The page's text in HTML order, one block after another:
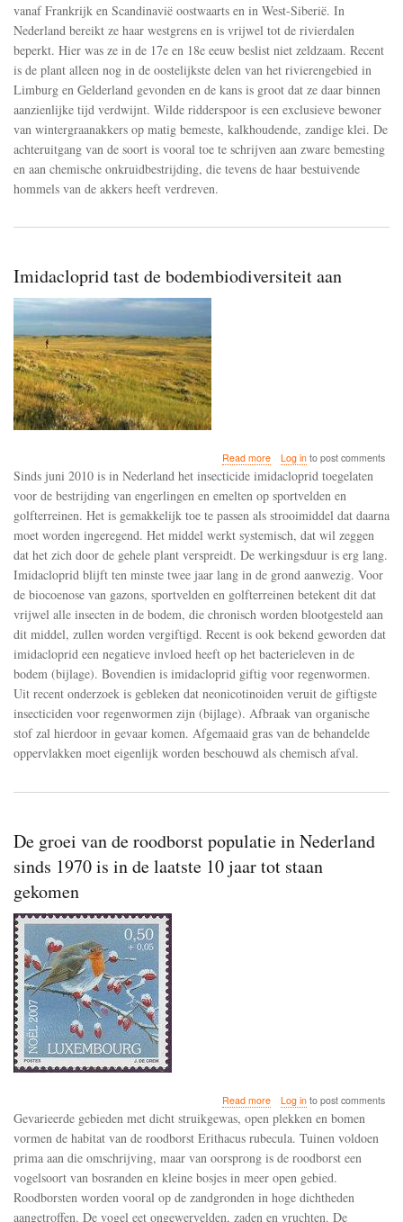
een
gebrek
aan
hommels
vanaf Frankrijk en Scandinavië oostwaarts en in West-Siberië. In
Nederland bereikt ze haar westgrens en is vrijwel tot de rivierdalen
beperkt. Hier was ze in de 17e en 18e eeuw beslist niet zeldzaam. Recent
is de plant alleen nog in de oostelijkste delen van het rivierengebied in
Limburg en Gelderland gevonden en de kans is groot dat ze daar binnen
aanzienlijke tijd verdwijnt. Wilde ridderspoor is een exclusieve bewoner
van wintergraanakkers op matig bemeste, kalkhoudende, zandige klei. De
achteruitgang van de soort is vooral toe te schrijven aan zware bemesting
en aan chemische onkruidbestrijding, die tevens de haar bestuivende
hommels van de akkers heeft verdreven.
Imidacloprid tast de bodembiodiversiteit aan
Read moreabout
Imidacloprid
de
bodembiodiversiteit
aan
Log into post comments
Sinds juni 2010 is in Nederland het insecticide imidacloprid toegelaten
voor de bestrijding van engerlingen en emelten op sportvelden en
golfterreinen. Het is gemakkelijk toe te passen als strooimiddel dat daarna
moet worden ingeregend. Het middel werkt systemisch, dat wil zeggen
dat het zich door de gehele plant verspreidt. De werkingsduur is erg lang.
Imidacloprid blijft ten minste twee jaar lang in de grond aanwezig. Voor
de biocoenose van gazons, sportvelden en golfterreinen betekent dit dat
vrijwel alle insecten in de bodem, die chronisch worden blootgesteld aan
dit middel, zullen worden vergiftigd. Recent is ook bekend geworden dat
imidacloprid een negatieve invloed heeft op het bacterieleven in de
bodem (bijlage). Bovendien is imidacloprid giftig voor regenwormen.
Uit recent onderzoek is gebleken dat neonicotinoiden veruit de giftigste
insecticiden voor regenwormen zijn (bijlage). Afbraak van organische
stof zal hierdoor in gevaar komen. Afgemaaid gras van de behandelde
oppervlakken moet eigenlijk worden beschouwd als chemisch afval.
De groei van de roodborst populatie in Nederland
sinds 1970 is in de laatste 10 jaar tot staan
gekomen
Read moreabout
De
groei
van
de
roodborst
populatie
in
Log into post comments
Gevarieerde gebieden met dicht struikgewas, open plekken en bomen
vormen de habitat van de roodborst Erithacus rubecula. Tuinen voldoen
prima aan die omschrijving, maar van oorsprong is de roodborst een
vogelsoort van bosranden en kleine bosjes in meer open gebied.
Roodborsten worden vooral op de zandgronden in hoge dichtheden
aangetroffen. De vogel eet ongewervelden, zaden en vruchten. De